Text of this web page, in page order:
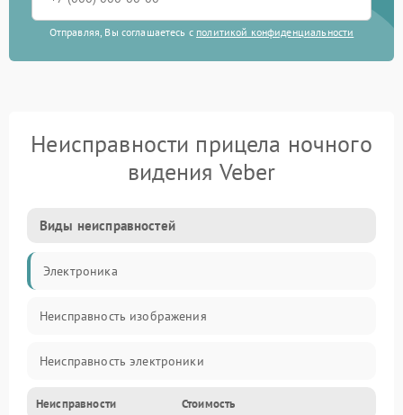
Отправляя, Вы соглашаетесь с политикой конфиденциальности
Неисправности прицела ночного
видения Veber
Виды неисправностей
Электроника
Неисправность изображения
Неисправность электроники
Механические повреждения
Неисправности Стоимость